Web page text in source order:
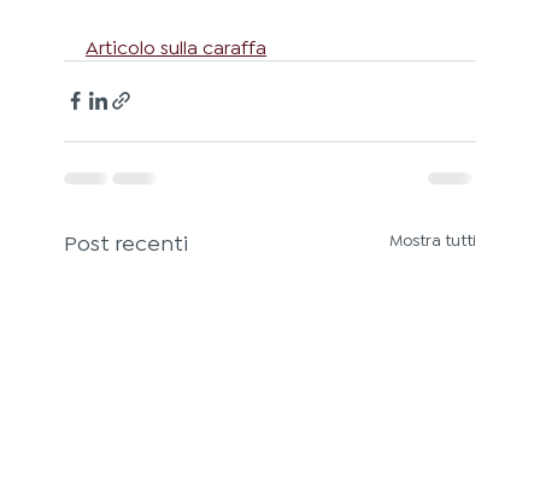
Articolo sulla caraffa
Post recenti Mostra tutti